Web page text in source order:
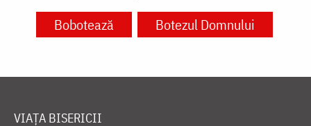
Bobotează Botezul Domnului
VIAȚA BISERICII